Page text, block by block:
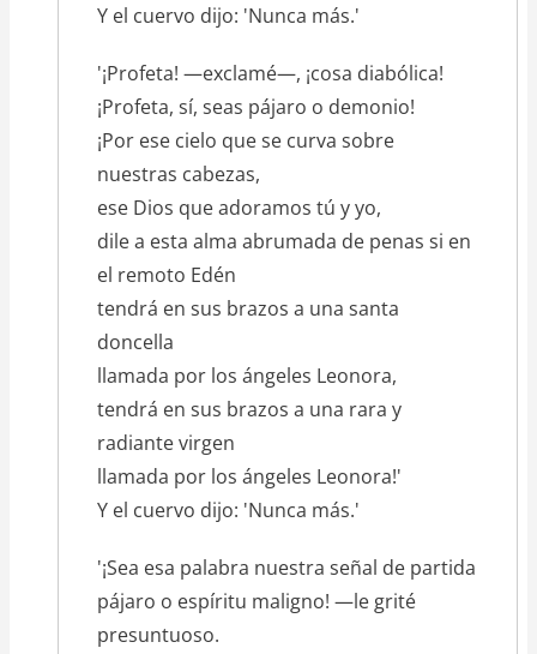
Y el cuervo dijo: 'Nunca más.'
'¡Profeta! —exclamé—, ¡cosa diabólica!
¡Profeta, sí, seas pájaro o demonio!
¡Por ese cielo que se curva sobre
nuestras cabezas,
ese Dios que adoramos tú y yo,
dile a esta alma abrumada de penas si en
el remoto Edén
tendrá en sus brazos a una santa
doncella
llamada por los ángeles Leonora,
tendrá en sus brazos a una rara y
radiante virgen
llamada por los ángeles Leonora!'
Y el cuervo dijo: 'Nunca más.'
'¡Sea esa palabra nuestra señal de partida
pájaro o espíritu maligno! —le grité
presuntuoso.